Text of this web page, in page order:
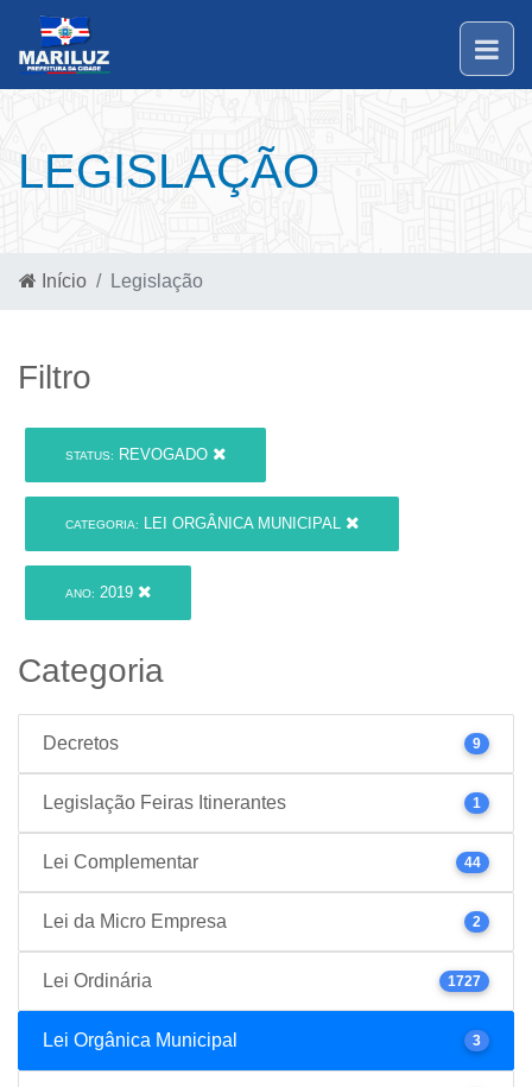
LEGISLAÇÃO
Início Legislação
Filtro
STATUS: REVOGADO
CATEGORIA: LEI ORGÂNICA MUNICIPAL
ANO: 2019
Categoria
Decretos 9
Legislação Feiras Itinerantes 1
Lei Complementar 44
Lei da Micro Empresa 2
Lei Ordinária 1727
Lei Orgânica Municipal 3